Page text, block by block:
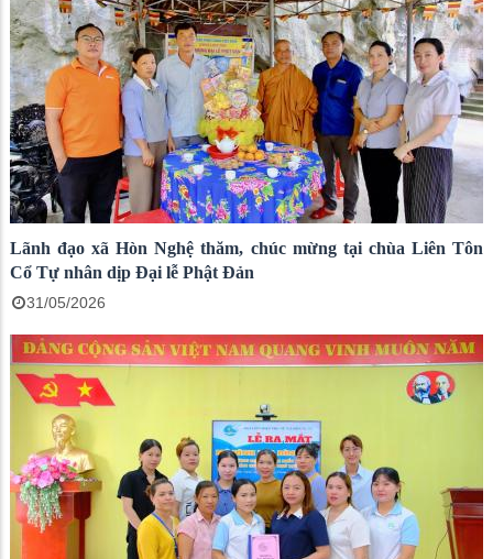
Lãnh đạo xã Hòn Nghệ thăm, chúc mừng tại chùa Liên Tôn
Cổ Tự nhân dịp Đại lễ Phật Đản
31/05/2026